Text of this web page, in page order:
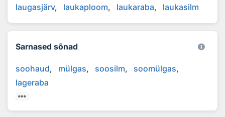
laugasjärv laukaploom laukaraba laukasilm
Sarnased sõnad
soohaud mülgas soosilm
soomülgas
lageraba